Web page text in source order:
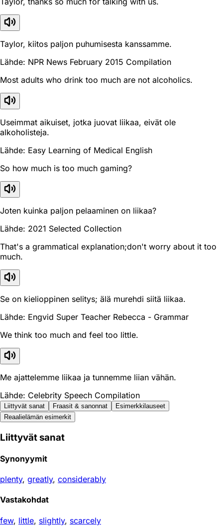
Taylor, kiitos paljon puhumisesta kanssamme.
Lähde: NPR News February 2015 Compilation
Most adults who drink too much are not alcoholics.
Useimmat aikuiset, jotka juovat liikaa, eivät ole
alkoholisteja.
Lähde: Easy Learning of Medical English
So how much is too much gaming?
Joten kuinka paljon pelaaminen on liikaa?
Lähde: 2021 Selected Collection
That's a grammatical explanation;don't worry about it too
much.
Se on kielioppinen selitys; älä murehdi siitä liikaa.
Lähde: Engvid Super Teacher Rebecca - Grammar
We think too much and feel too little.
Me ajattelemme liikaa ja tunnemme liian vähän.
Lähde: Celebrity Speech Compilation
Liittyvät sanat Fraasit & sanonnat
Esimerkkilauseet
Reaali­elämän esimerkit
Liittyvät sanat
Synonyymit
plenty, greatly, considerably
Vastakohdat
few, little, slightly, scarcely